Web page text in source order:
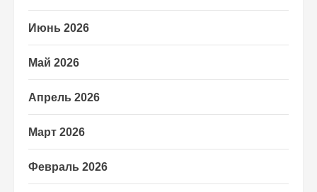
Июнь 2026
Май 2026
Апрель 2026
Март 2026
Февраль 2026